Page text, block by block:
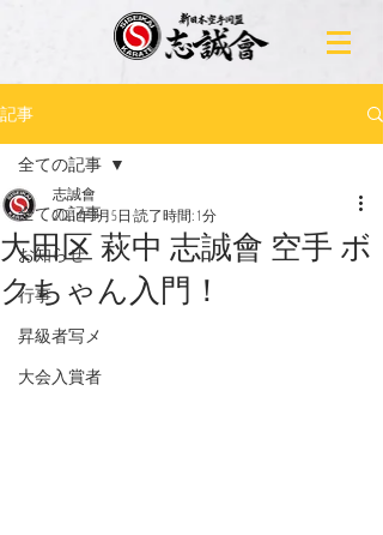
記事
全ての記事
お知らせ
行事
昇級者写メ
大会入賞者
全ての記事
大田区 萩中 志誠會 空手 ボ
クちゃん入門！
志誠會
2021年3月5日 読了時間: 1分